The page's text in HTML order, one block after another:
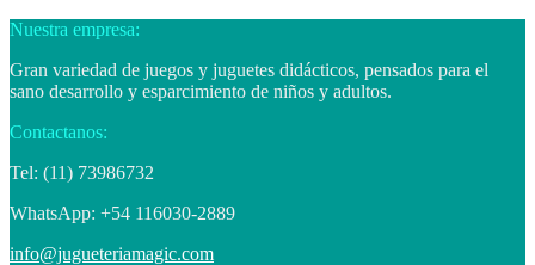
Nuestra empresa:
Gran variedad de juegos y juguetes didácticos, pensados para el
sano desarrollo y esparcimiento de niños y adultos.
Contactanos:
Tel: (11) 73986732
WhatsApp: +54 116030-2889
info@jugueteriamagic.com